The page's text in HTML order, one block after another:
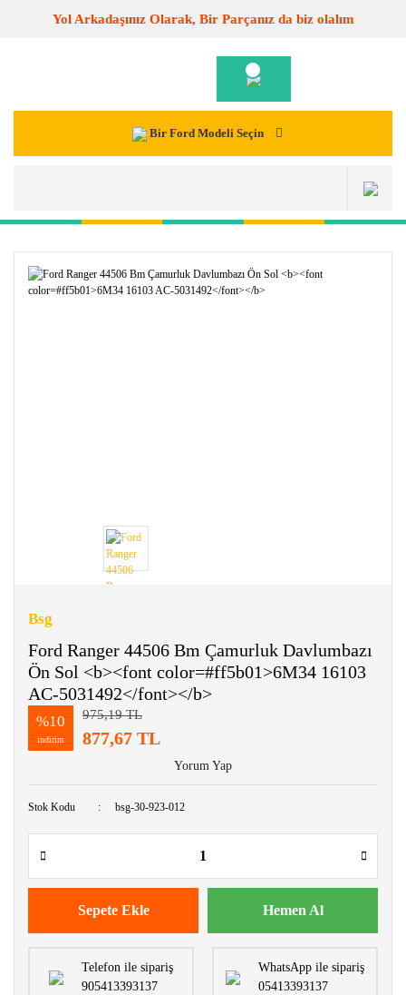
Yol Arkadaşınız Olarak, Bir Parçanız da biz olalım
Bir Ford Modeli Seçin
Bsg
Ford Ranger 44506 Bm Çamurluk Davlumbazı
Ön Sol <b><font color=#ff5b01>6M34 16103
AC-5031492</font></b>
%10
indirim
975,19 TL
877,67 TL
Yorum Yap
Stok Kodu bsg-30-923-012
Sepete Ekle Hemen Al
Telefon ile sipariş
905413393137
WhatsApp ile sipariş
05413393137